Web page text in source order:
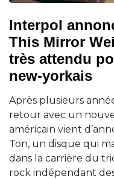
Interpol
This Mirror
très attendu
new-yorkais
Après plusieurs
retour avec un
américain vient
Ton, un disque qui
dans la carrière du
rock indépendant